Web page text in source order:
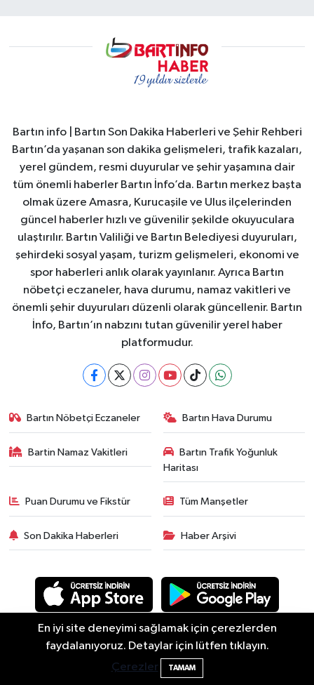
Bartın info | Bartın Son Dakika Haberleri ve Şehir Rehberi
Bartın’da yaşanan son dakika gelişmeleri, trafik kazaları,
yerel gündem, resmi duyurular ve şehir yaşamına dair
tüm önemli haberler Bartın İnfo’da. Bartın merkez başta
olmak üzere Amasra, Kurucaşile ve Ulus ilçelerinden
güncel haberler hızlı ve güvenilir şekilde okuyuculara
ulaştırılır. Bartın Valiliği ve Bartın Belediyesi duyuruları,
şehirdeki sosyal yaşam, turizm gelişmeleri, ekonomi ve
spor haberleri anlık olarak yayınlanır. Ayrıca Bartın
nöbetçi eczaneler, hava durumu, namaz vakitleri ve
önemli şehir duyuruları düzenli olarak güncellenir. Bartın
İnfo, Bartın’ın nabzını tutan güvenilir yerel haber
platformudur.
Bartın Nöbetçi Eczaneler Bartın Hava Durumu
Bartin Namaz Vakitleri
Bartın Trafik Yoğunluk
Haritası
Puan Durumu ve Fikstür Tüm Manşetler
Son Dakika Haberleri Haber Arşivi
Asayiş Güncel Siyaset Spor Yaşam
Eğitim
Sağlık Sivil Toplum
En iyi site deneyimi sağlamak için çerezlerden
faydalanıyoruz. Detaylar için lütfen tıklayın.
Çerezler
TAMAM
Bartın'da nem oranı yüzde 100'e ulaştı